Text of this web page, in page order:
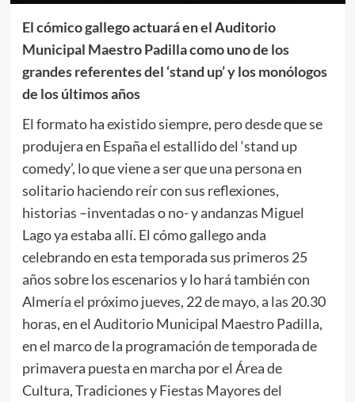
El cómico gallego actuará en el Auditorio
Municipal Maestro Padilla como uno de los
grandes referentes del ‘stand up’ y los monólogos
de los últimos años
El formato ha existido siempre, pero desde que se
produjera en España el estallido del ‘stand up
comedy’, lo que viene a ser que una persona en
solitario haciendo reír con sus reflexiones,
historias –inventadas o no- y andanzas Miguel
Lago ya estaba allí. El cómo gallego anda
celebrando en esta temporada sus primeros 25
años sobre los escenarios y lo hará también con
Almería el próximo jueves, 22 de mayo, a las 20.30
horas, en el Auditorio Municipal Maestro Padilla,
en el marco de la programación de temporada de
primavera puesta en marcha por el Área de
Cultura, Tradiciones y Fiestas Mayores del